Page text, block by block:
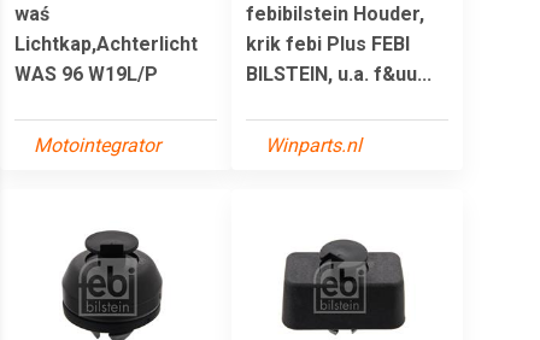
waś
Lichtkap,Achterlicht
WAS 96 W19L/P
Motointegrator
febibilstein Houder,
krik febi Plus FEBI
BILSTEIN, u.a. f&uu...
Winparts.nl